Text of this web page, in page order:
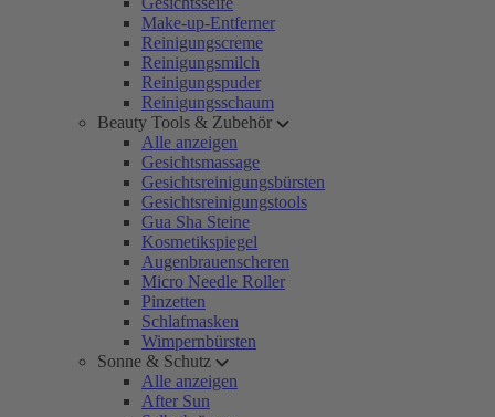
Make-up-Entferner
Reinigungscreme
Reinigungsmilch
Reinigungspuder
Reinigungsschaum
Beauty Tools & Zubehör
Alle anzeigen
Gesichtsmassage
Gesichtsreinigungsbürsten
Gesichtsreinigungstools
Gua Sha Steine
Kosmetikspiegel
Augenbrauenscheren
Micro Needle Roller
Pinzetten
Schlafmasken
Wimpernbürsten
Sonne & Schutz
Alle anzeigen
After Sun